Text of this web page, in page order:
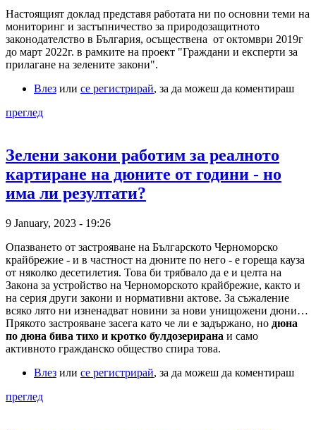
Настоящият доклад представя работата ни по основни теми на
мониторинг и застъпничество за природозащитното
законодателство в България, осъществена от октомври 2019г
до март 2022г. в рамките на проект "Граждани и експерти за
прилагане на зелените закони".
Влез или се регистрирай, за да можеш да коментираш
преглед
Зелени закони работим за реалното
картиране на дюните от години - но
има ли резултати?
9 January, 2023 - 19:26
Опазването от застрояване на Българското Черноморско
крайбрежие - и в частност на дюните по него - е гореща кауза
от няколко десетилетия. Това би трябвало да е и целта на
Закона за устройство на Черноморското крайбрежие, както и
на серия други закони и нормативни актове. За съжаление
всяко лято ни изненадват новини за нови унищожени дюни…
Прякото застрояване засега като че ли е задържано, но дюна
по дюна бива тихо и кротко булдозерирана и само
активното гражданско общество спира това.
Влез или се регистрирай, за да можеш да коментираш
преглед